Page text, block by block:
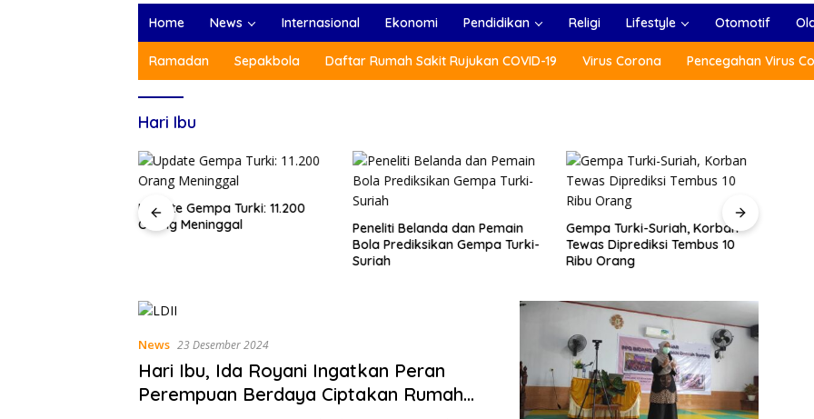
Home News Internasional Ekonomi Pendidikan Religi Lifestyle Otomotif
Ramadan Sepakbola Daftar Rumah Sakit Rujukan COVID-19 Virus Corona Pencegahan Virus
Hari Ibu
Peneliti Belanda dan Pemain
Gempa Turki-Suriah, Korban
Tewas Diprediksi Tembus 10
Ribu Orang
Menlu: ASEAN Regional Forum
(ARF), Ancaman Non-
Tradisional Jangan Dilupakan
News 23 Desember 2024
Hari Ibu, Ida Royani Ingatkan Peran
Perempuan Berdaya Ciptakan Rumah